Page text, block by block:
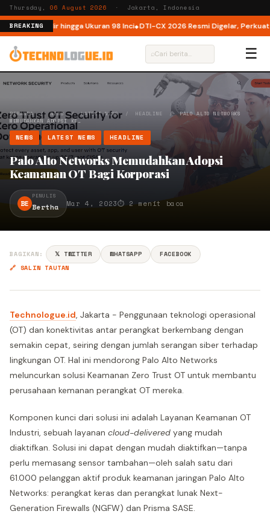
Thursday,06 August 2026 · Jakarta, Indonesia
BREAKING
Kini Hadir hingga Ukuran 98 Inci DTI-CX 2026 Resmi Digelar, Perkuat
⌕ ☰
BERANDA/NEWS /LATEST NEWS/ HEADLINE /PALO ALTO NETWORKS
MEMUDAHKAN ADOPSI KE…
NEWS LATEST NEWS HEADLINE
Palo Alto Networks Memudahkan Adopsi
Keamanan OT Bagi Korporasi
BE
PENULIS
Bertha Mar 4, 2023⏱ 2 menit baca
BAGIKAN: 𝕏 TWITTER WHATSAPP
FACEBOOK
🔗 SALIN TAUTAN
Technologue.id, Jakarta - Penggunaan teknologi operasional
(OT) dan konektivitas antar perangkat berkembang dengan
semakin cepat, seiring dengan jumlah serangan siber terhadap
lingkungan OT. Hal ini mendorong Palo Alto Networks
meluncurkan solusi Keamanan Zero Trust OT untuk membantu
perusahaan kemanan perangkat OT mereka.
Komponen kunci dari solusi ini adalah Layanan Keamanan OT
Industri, sebuah layanan cloud-delivered yang mudah
diaktifkan. Solusi ini dapat dengan mudah diaktifkan—tanpa
perlu memasang sensor tambahan—oleh salah satu dari
61.000 pelanggan aktif produk keamanan jaringan Palo Alto
Networks: perangkat keras dan perangkat lunak Next-
Generation Firewalls (NGFW) dan Prisma SASE.